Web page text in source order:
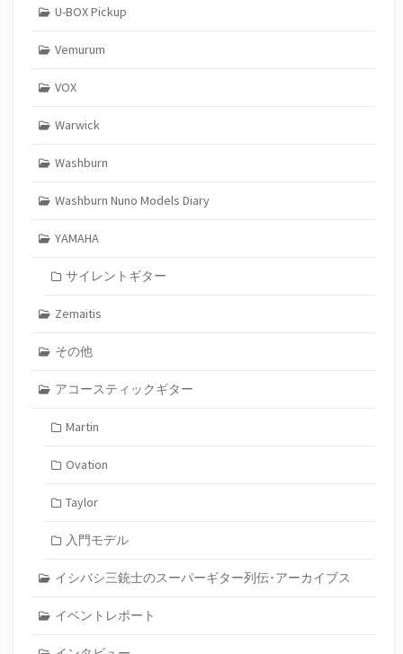
U-BOX Pickup
Vemurum
VOX
Warwick
Washburn
Washburn Nuno Models Diary
YAMAHA
サイレントギター
Zemaitis
その他
アコースティックギター
Martin
Ovation
Taylor
入門モデル
イシバシ三銃士のスーパーギター列伝･アーカイブス
イベントレポート